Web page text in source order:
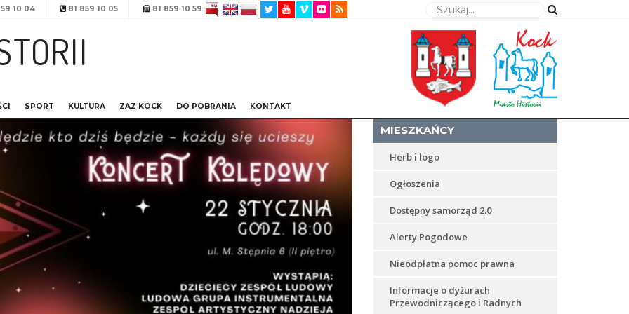
10 04 81 859 10 05 81 859 10 59 Wyszukaj
SPORT KULTURA ZAZ KOCK DO POBRANIA KONTAKT
MIESZKAŃCY
Herb i logo
Ogłoszenia
Dostępny samorząd 2.0
Alerty Pogodowe
Nieodpłatna pomoc prawna
Informacje o dyżurach
Przewodniczącego i Radnych